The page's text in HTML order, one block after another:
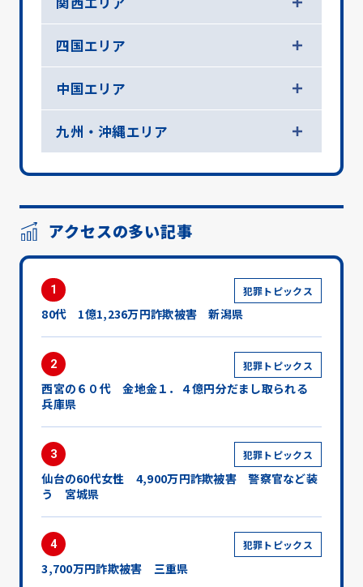
四国エリア
中国エリア
九州・沖縄エリア
アクセスの多い記事
1 犯罪トピックス
80代 1億1,236万円詐欺被害 新潟県
2 犯罪トピックス
西宮の６０代 金地金１．４億円分だまし取られる
兵庫県
3 犯罪トピックス
仙台の60代女性 4,900万円詐欺被害 警察官など装
う 宮城県
4 犯罪トピックス
3,700万円詐欺被害 三重県